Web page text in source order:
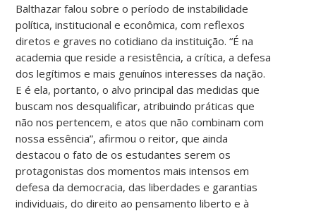
Balthazar falou sobre o período de instabilidade
política, institucional e econômica, com reflexos
diretos e graves no cotidiano da instituição. “É na
academia que reside a resistência, a crítica, a defesa
dos legítimos e mais genuínos interesses da nação.
E é ela, portanto, o alvo principal das medidas que
buscam nos desqualificar, atribuindo práticas que
não nos pertencem, e atos que não combinam com
nossa essência”, afirmou o reitor, que ainda
destacou o fato de os estudantes serem os
protagonistas dos momentos mais intensos em
defesa da democracia, das liberdades e garantias
individuais, do direito ao pensamento liberto e à